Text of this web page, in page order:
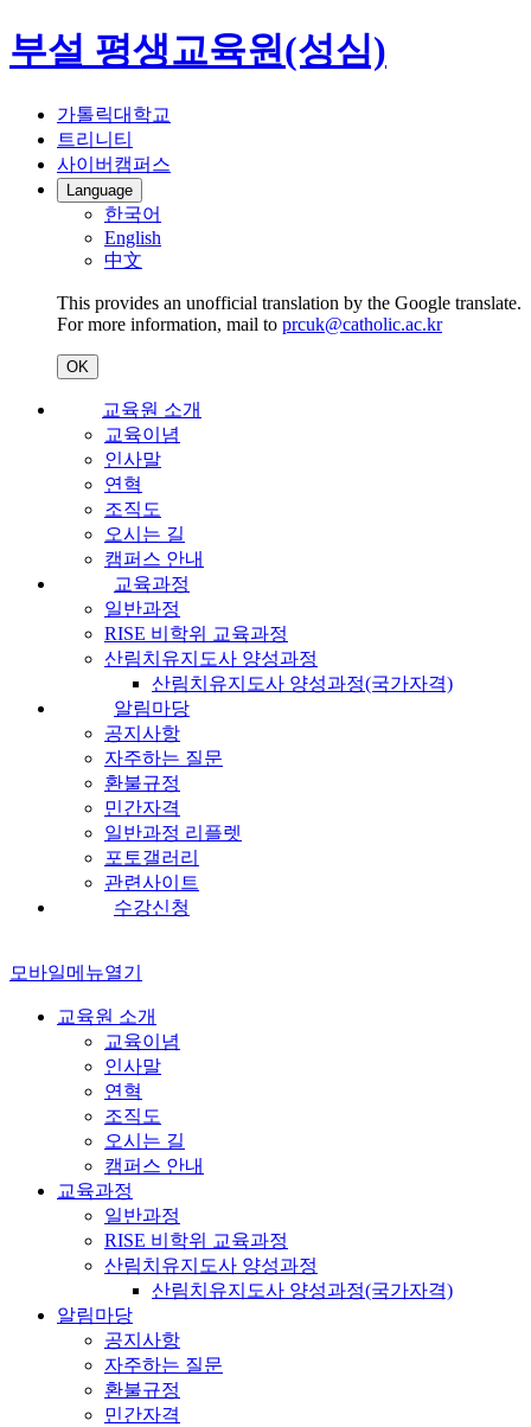
부설 평생교육원(성심)
가톨릭대학교
트리니티
사이버캠퍼스
Language
한국어
English
中文
This provides an unofficial translation by the Google translate.
For more information, mail to prcuk@catholic.ac.kr
OK
교육원 소개
교육이념
인사말
연혁
조직도
오시는 길
캠퍼스 안내
교육과정
일반과정
RISE 비학위 교육과정
산림치유지도사 양성과정
산림치유지도사 양성과정(국가자격)
알림마당
공지사항
자주하는 질문
환불규정
민간자격
일반과정 리플렛
포토갤러리
관련사이트
수강신청
모바일메뉴열기
교육원 소개
교육이념
인사말
연혁
조직도
오시는 길
캠퍼스 안내
교육과정
일반과정
RISE 비학위 교육과정
산림치유지도사 양성과정
산림치유지도사 양성과정(국가자격)
알림마당
공지사항
자주하는 질문
환불규정
민간자격